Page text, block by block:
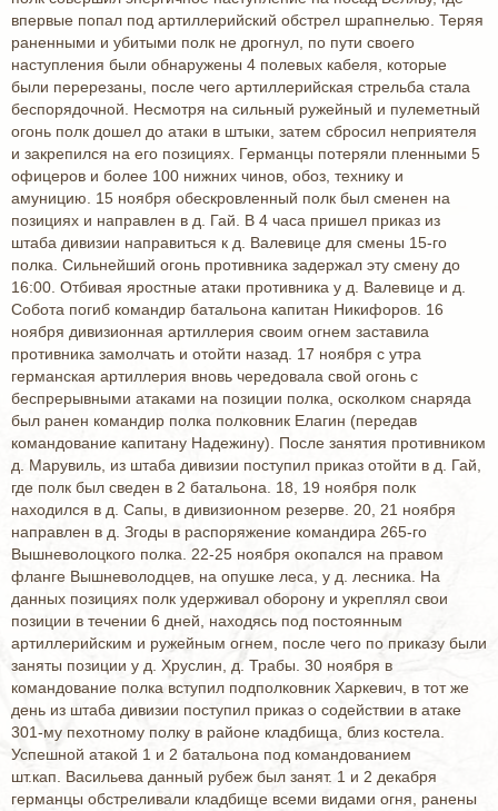
впервые попал под артиллерийский обстрел шрапнелью. Теряя
раненными и убитыми полк не дрогнул, по пути своего
наступления были обнаружены 4 полевых кабеля, которые
были перерезаны, после чего артиллерийская стрельба стала
беспорядочной. Несмотря на сильный ружейный и пулеметный
огонь полк дошел до атаки в штыки, затем сбросил неприятеля
и закрепился на его позициях. Германцы потеряли пленными 5
офицеров и более 100 нижних чинов, обоз, технику и
амуницию. 15 ноября обескровленный полк был сменен на
позициях и направлен в д. Гай. В 4 часа пришел приказ из
штаба дивизии направиться к д. Валевице для смены 15-го
полка. Сильнейший огонь противника задержал эту смену до
16:00. Отбивая яростные атаки противника у д. Валевице и д.
Собота погиб командир батальона капитан Никифоров. 16
ноября дивизионная артиллерия своим огнем заставила
противника замолчать и отойти назад. 17 ноября с утра
германская артиллерия вновь чередовала свой огонь с
беспрерывными атаками на позиции полка, осколком снаряда
был ранен командир полка полковник Елагин (передав
командование капитану Надежину). После занятия противником
д. Марувиль, из штаба дивизии поступил приказ отойти в д. Гай,
где полк был сведен в 2 батальона. 18, 19 ноября полк
находился в д. Сапы, в дивизионном резерве. 20, 21 ноября
направлен в д. Згоды в распоряжение командира 265-го
Вышневолоцкого полка. 22-25 ноября окопался на правом
фланге Вышневолодцев, на опушке леса, у д. лесника. На
данных позициях полк удерживал оборону и укреплял свои
позиции в течении 6 дней, находясь под постоянным
артиллерийским и ружейным огнем, после чего по приказу были
заняты позиции у д. Хруслин, д. Трабы. 30 ноября в
командование полка вступил подполковник Харкевич, в тот же
день из штаба дивизии поступил приказ о содействии в атаке
301-му пехотному полку в районе кладбища, близ костела.
Успешной атакой 1 и 2 батальона под командованием
шт.кап. Васильева данный рубеж был занят. 1 и 2 декабря
германцы обстреливали кладбище всеми видами огня, ранены